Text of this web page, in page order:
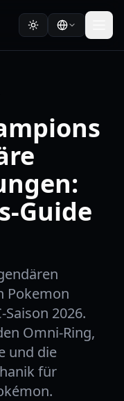
Guide
Pokemon
2026.
Omni-Ring,
und die
für